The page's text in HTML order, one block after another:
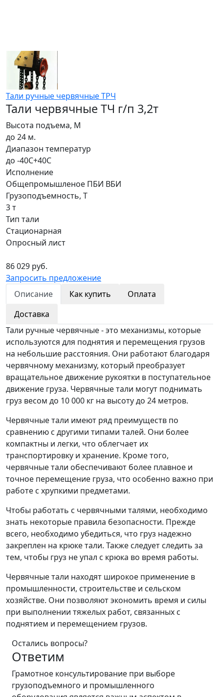
Тали ручные червячные ТРЧ
Тали червячные ТЧ г/п 3,2т
Высота подъема, М
до 24 м.
Диапазон температур
до -40С+40С
Исполнение
Общепромышленое ПБИ ВБИ
Грузоподъемность, Т
3 т
Тип тали
Стационарная
Опросный лист
86 029 руб.
Запросить предложение
Описание
Как купить
Оплата
Доставка
Тали ручные червячные - это механизмы, которые
используются для поднятия и перемещения грузов
на небольшие расстояния. Они работают благодаря
червячному механизму, который преобразует
вращательное движение рукоятки в поступательное
движение груза. Червячные тали могут поднимать
груз весом до 10 000 кг на высоту до 24 метров.
Червячные тали имеют ряд преимуществ по
сравнению с другими типами талей. Они более
компактны и легки, что облегчает их
транспортировку и хранение. Кроме того,
червячные тали обеспечивают более плавное и
точное перемещение груза, что особенно важно при
работе с хрупкими предметами.
Чтобы работать с червячными талями, необходимо
знать некоторые правила безопасности. Прежде
всего, необходимо убедиться, что груз надежно
закреплен на крюке тали. Также следует следить за
тем, чтобы груз не упал с крюка во время работы.
Червячные тали находят широкое применение в
промышленности, строительстве и сельском
хозяйстве. Они позволяют экономить время и силы
при выполнении тяжелых работ, связанных с
поднятием и перемещением грузов.
Остались вопросы?
Ответим
Грамотное консультирование при выборе
грузоподъемного и промышленного